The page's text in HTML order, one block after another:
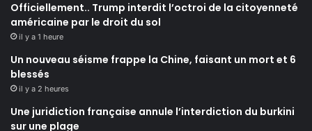
Officiellement.. Trump interdit l’octroi de la citoyenneté
américaine par le droit du sol
il y a 1 heure
Un nouveau séisme frappe la Chine, faisant un mort et 6
blessés
il y a 2 heures
Une juridiction française annule l’interdiction du burkini
sur une plage